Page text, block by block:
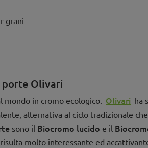
grani
Olivari
mondo in cromo ecologico. Olivari ha
alternativa al ciclo tradizionale
sono il Biocromo lucido e il
molto interessante ed